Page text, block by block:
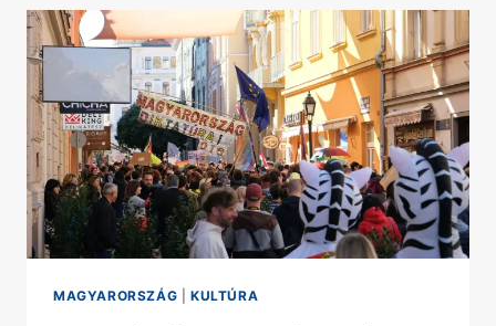
MAGYARORSZÁG KULTÚRA